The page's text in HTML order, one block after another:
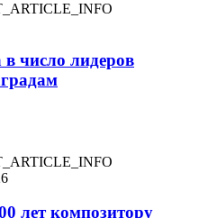
число лидеров
лет композитору